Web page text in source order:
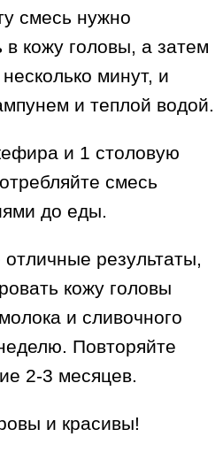
смесь нужно
в кожу головы, а затем
минут, и
и теплой водой.
и 1 столовую
смесь
до еды.
результаты,
кожу головы
и сливочного
Повторяйте
2-3 месяцев.
и красивы!